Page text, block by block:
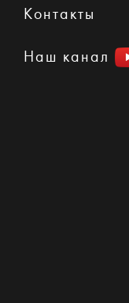
Контакты
Наш канал